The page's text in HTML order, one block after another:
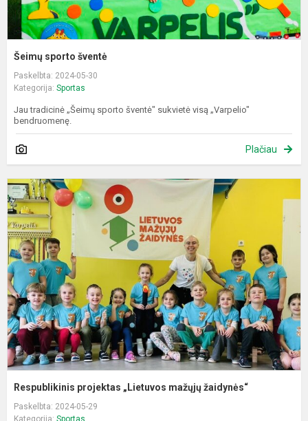
Šeimų sporto šventė
Paskelbta: 2024-05-30
Kategorija: Sportas
Jau tradicinė „Šeimų sporto šventė" sukvietė visą „Varpelio"
bendruomenę.
Plačiau
Respublikinis projektas „Lietuvos mažųjų žaidynės“
Paskelbta: 2024-05-29